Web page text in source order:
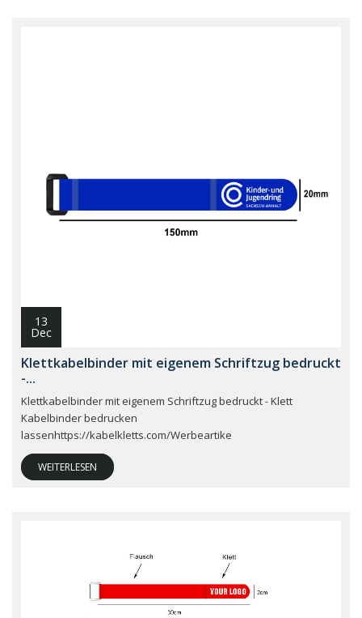
13
Dec
Klettkabelbinder mit eigenem Schriftzug bedruckt
-...
Klettkabelbinder mit eigenem Schriftzug bedruckt - Klett
Kabelbinder bedrucken
lassenhttps://kabelkletts.com/Werbeartike
WEITERLESEN